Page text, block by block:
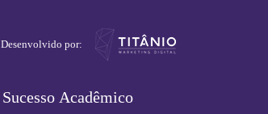
Desenvolvido por:
Sucesso Acadêmico